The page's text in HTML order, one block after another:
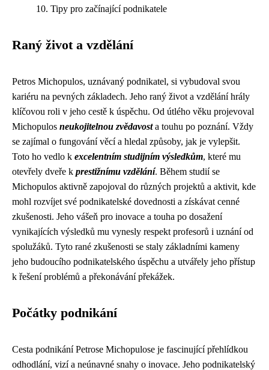
Tipy pro začínající podnikatele
Raný život a vzdělání
Petros Michopulos, uznávaný podnikatel, si vybudoval svou
kariéru na pevných základech. Jeho raný život a vzdělání hrály
klíčovou roli v jeho cestě k úspěchu. Od útlého věku projevoval
Michopulos neukojitelnou zvědavosta touhu po poznání. Vždy
se zajímal o fungování věcí a hledal způsoby, jak je vylepšit.
Toto ho vedlo k excelentním studijním výsledkům, které mu
otevřely dveře k prestižnímu vzdělání. Během studií se
Michopulos aktivně zapojoval do různých projektů a aktivit, kde
mohl rozvíjet své podnikatelské dovednosti a získávat cenné
zkušenosti. Jeho vášeň pro inovace a touha po dosažení
vynikajících výsledků mu vynesly respekt profesorů i uznání od
spolužáků. Tyto rané zkušenosti se staly základními kameny
jeho budoucího podnikatelského úspěchu a utvářely jeho přístup
k řešení problémů a překonávání překážek.
Počátky podnikání
Cesta podnikání Petrose Michopulose je fascinující přehlídkou
odhodlání, vizí a neúnavné snahy o inovace. Jeho podnikatelský